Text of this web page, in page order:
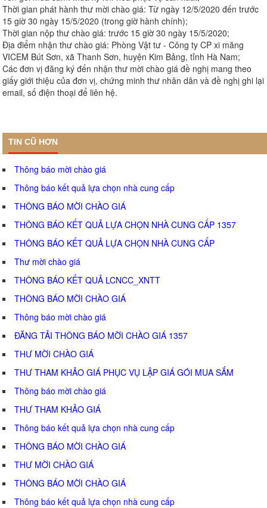
Thời gian phát hành thư mời chào giá: Từ ngày 12/5/2020 đến trước
15 giờ 30 ngày 15/5/2020 (trong giờ hành chính);
Thời gian nộp thư chào giá: trước 15 giờ 30 ngày 15/5/2020;
Địa điểm nhận thư chào giá: Phòng Vật tư - Công ty CP xi măng
VICEM Bút Sơn, xã Thanh Sơn, huyện Kim Bảng, tỉnh Hà Nam;
Các đơn vị đăng ký đến nhận thư mời chào giá đề nghị mang theo
giấy giới thiệu của đơn vị, chứng minh thư nhân dân và đề nghị ghi lại
email, số điện thoại để liên hệ.
TIN CŨ HƠN
Thông báo mời chào giá
Thông báo kết quả lựa chọn nhà cung cấp
THÔNG BÁO MỜI CHÀO GIÁ
THÔNG BÁO KẾT QUẢ LỰA CHỌN NHÀ CUNG CẤP 1357
THÔNG BÁO KẾT QUẢ LỰA CHỌN NHÀ CUNG CẤP
Thư mời chào giá
THÔNG BÁO KẾT QUẢ LCNCC_XNTT
THÔNG BÁO MỜI CHÀO GIÁ
Thông báo mời chào giá
ĐĂNG TẢI THÔNG BÁO MỜI CHÀO GIÁ 1357
THƯ MỜI CHÀO GIÁ
THƯ THAM KHẢO GIÁ PHỤC VỤ LẬP GIÁ GÓI MUA SẮM
Thông báo mời chào giá
THƯ THAM KHẢO GIÁ
Thông báo kết quả lựa chọn nhà cung cấp
THÔNG BÁO MỜI CHÀO GIÁ
THƯ MỜI CHÀO GIÁ
THÔNG BÁO MỜI CHÀO GIÁ
Thông báo kết quả lựa chọn nhà cung cấp